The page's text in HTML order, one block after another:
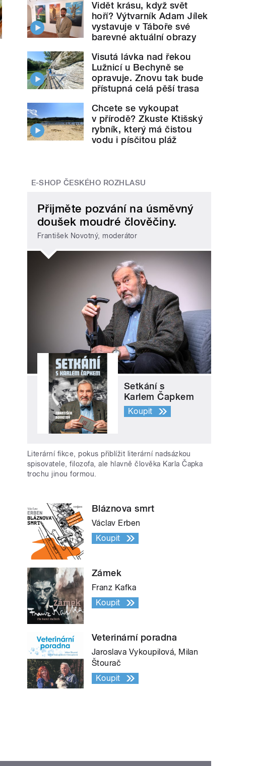
Vidět krásu, když svět
hoří? Výtvarník Adam Jílek
vystavuje v Táboře své
barevné aktuální obrazy
Visutá lávka nad řekou
Lužnicí u Bechyně se
opravuje. Znovu tak bude
přístupná celá pěší trasa
Chcete se vykoupat
v přírodě? Zkuste Ktišský
rybník, který má čistou
vodu i písčitou pláž
E-SHOP ČESKÉHO ROZHLASU
Přijměte pozvání na úsměvný
doušek moudré člověčiny.
František Novotný, moderátor
Setkání s
Karlem Čapkem
Koupit
Literární fikce, pokus přiblížit literární nadsázkou
spisovatele, filozofa, ale hlavně člověka Karla Čapka
trochu jinou formou.
Bláznova smrt
Václav Erben
Koupit
Zámek
Franz Kafka
Koupit
Veterinární poradna
Jaroslava Vykoupilová, Milan
Štourač
Koupit